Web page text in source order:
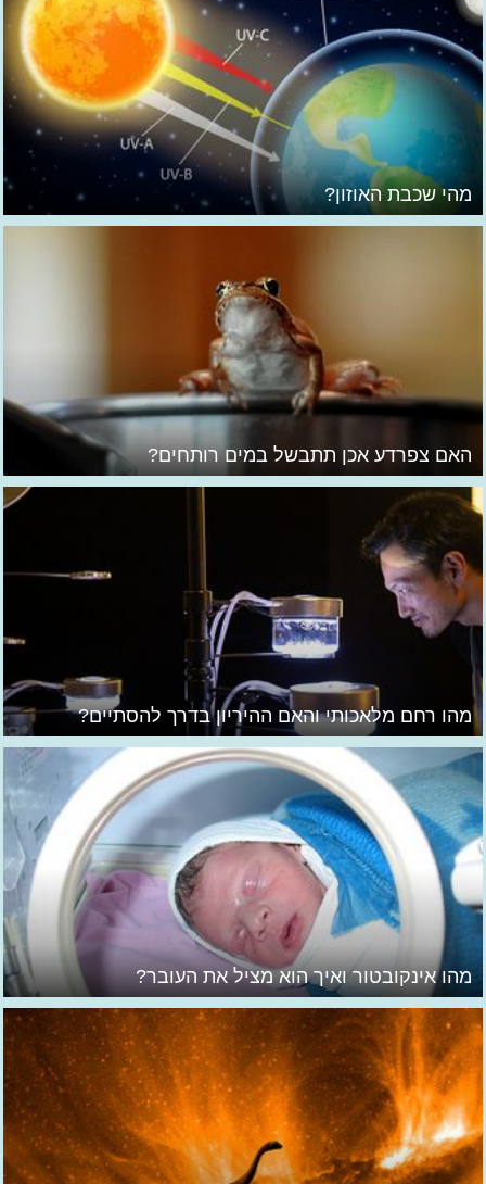
מהי שכבת האוזון?
האם צפרדע אכן תתבשל במים רותחים?
מהו רחם מלאכותי והאם ההיריון בדרך להסתיים?
מהו אינקובטור ואיך הוא מציל את העובר?